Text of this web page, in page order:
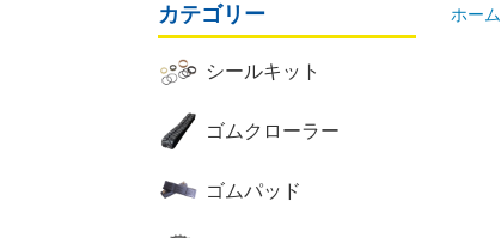
カテゴリー
シールキット
ゴムクローラー
ゴムパッド
ホーム